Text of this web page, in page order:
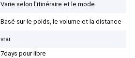
Varie selon l'itinéraire et le mode
Basé sur le poids, le volume et la distance
vrai
7days pour libre